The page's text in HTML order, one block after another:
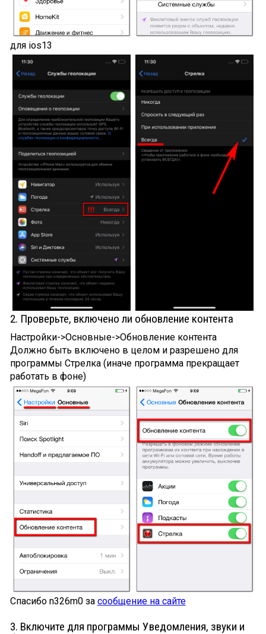
для ios13
2. Проверьте, включено ли обновление контента
Настройки->Основные->Обновление контента
Должно быть включено в целом и разрешено для
программы Стрелка (иначе программа прекращает
работать в фоне)
Спасибо n326m0 за сообщение на сайте
3. Включите для программы Уведомления, звуки и